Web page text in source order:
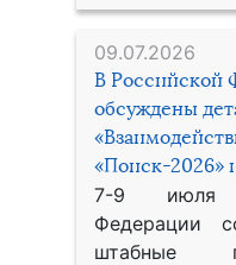
09.07.2026
В Российской
обсуждены
«Поиск-2026»
7-9 июля
Федерации
штабные